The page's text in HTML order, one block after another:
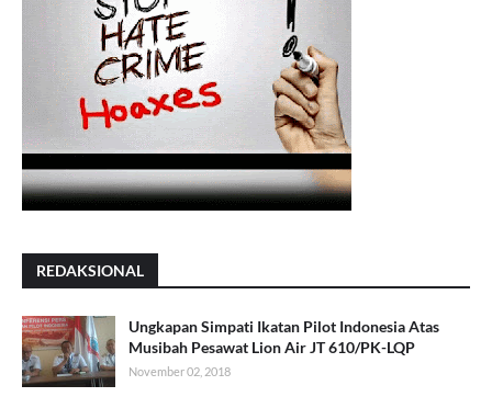
REDAKSIONAL
Ungkapan Simpati Ikatan Pilot Indonesia Atas
Musibah Pesawat Lion Air JT 610/PK-LQP
November 02, 2018